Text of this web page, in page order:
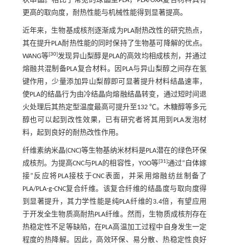
更高的取向度，耐热性能与机械性能得到显著提高。
近年来，生物基成核剂逐渐成为PLA耐热改性的研究热点，
其在提升PLA耐热性能的同时保持了生物基可降解的优点。
WANG等[30]发现异山梨醇是PLA的高效均相成核剂，并通过
熔融共混制备PLA复合材料。因PLA与异山梨醇之间存在氢
键作用，少量添加异山梨醇即可显著提升材料结晶速率，
使PLA的结晶行为由冷结晶向熔融结晶转变，通过短时间退
火处理后其热定型温度最高可提升至132 ℃。木糖醇等多元
醇也可以起到改性效果，已有研究者将其用到PLA发泡材
料，起到良好的耐热改性作用。
纤维素纳米晶(CNC)等生物基纳米材料是PLA潜在的绿色环保
成核剂。为提高CNC与PLA的相容性，YOO等[31]通过“自体嫁
接”反应将PLA接枝于CNC表面，并采用熔融纺丝制备了
PLA/PLA-g-CNC复合纤维。该复合纤维的结晶度与取向度得
到显著提升，其力学性能是纯PLA纤维的3.4倍，有望应用
于开发全生物质高耐热PLA纤维。然而，生物质成核剂存在
热稳定性不足等缺陷，在PLA高温加工过程中自身发生一定
程度的热降解。因此，高效环保、易分散、热稳定性良好